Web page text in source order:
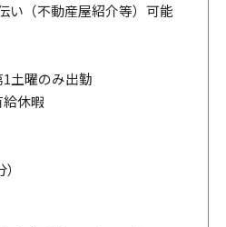
い（不動産屋紹介等）可能
土曜のみ出勤
休暇